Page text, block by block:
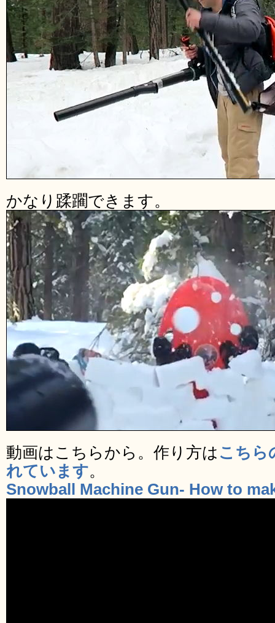
かなり蹂躙できます。
動画はこちらから。作り方は こちら
れています。
Snowball Machine Gun- How to